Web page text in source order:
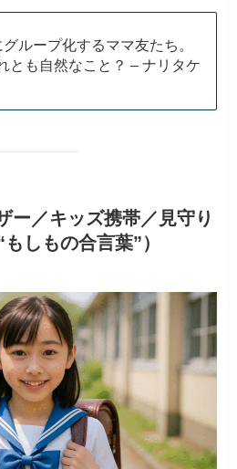
ループ化するママ友たち。
とも自然なこと？ – ナリタケ
ー／キッズ携帯／見守り
しもの合言葉”）